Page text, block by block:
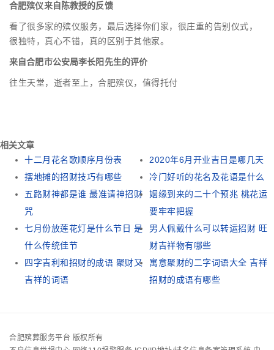
合肥殡仪来自陈教授的反馈
看了很多家的殡仪服务，最后选择你们家，很庄重的告别仪式，
很独特，真心不错，真的区别于其他家。
来自合肥市公安局李长阳先生的评价
往生天堂，逝者至上，合肥殡仪，值得托付
相关文章
十二月花名歌顺序月份表
2020年6月开业吉日是哪几天
摆地摊的招财技巧有哪些
冷门好听的花名及花语是什么
五路财神都是谁 最准请神招财
咒
姻缘到来的二十个预兆 桃花运
要牢牢把握
七月份放莲花灯是什么节日 是
什么传统佳节
男人佩戴什么可以转运招财 旺
财吉祥物有哪些
四字吉利和招财的成语 聚财又
吉祥的词语
寓意聚财的二字词语大全 吉祥
招财的成语有哪些
合肥殡葬服务平台 版权所有